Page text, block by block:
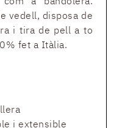
vedell, disposa de
i tira de pell a to
fet a Itàlia.
i extensible